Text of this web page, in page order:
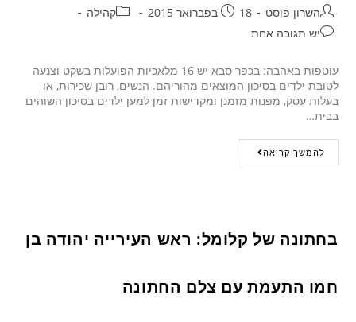
השרון פוסט 18 בפברואר 2015
קהילה
יש תגובה אחת
עוטפות באהבה: בכפר סבא יש 16 מלאכיות הפועלות בשקט וצנעה
לטובת ילדים בסיכון המוצאים מהוריהם. הנשים, רובן שכירות, או
בעלות עסק, מפנות מזמנן ומקדישות זמן למען ילדים בסיכון השוהים
בבית…
להמשך קריאה
בחתונה של קלומל: ראש העירייה יהודה בן
חמו התעמת עם צלם החתונה